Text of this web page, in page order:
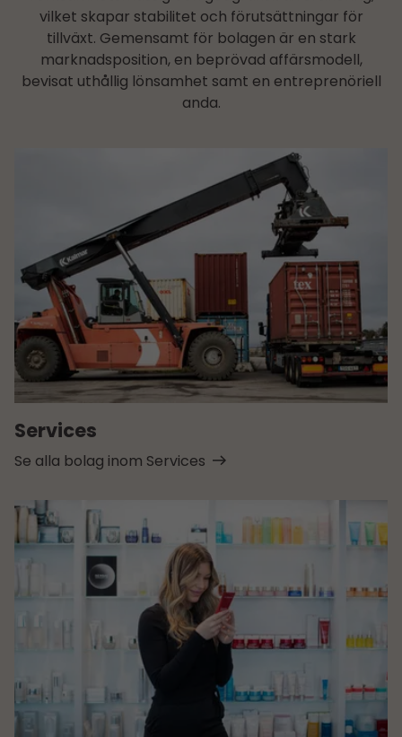
vilket skapar stabilitet och förutsättningar för
tillväxt. Gemensamt för bolagen är en stark
marknadsposition, en beprövad affärsmodell,
bevisat uthållig lönsamhet samt en entreprenöriell
anda.
Services
Se alla bolag inom Services